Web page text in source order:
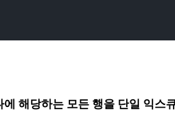
에 해당하는 모든 행을 단일 익스